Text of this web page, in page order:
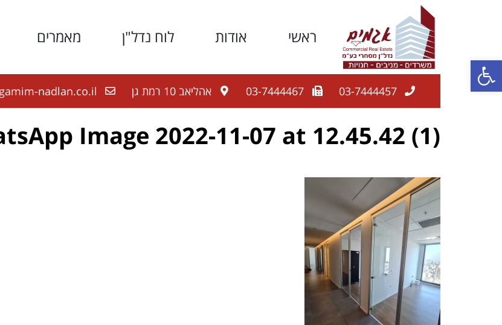
ראשי אודות לוח נדל"ן מאמרים
03-7444457
03-7444467 אהליאב 10 רמת גן nadlan.co.il
Image 2022-11-07 at 12.45.42 (1)
פתח סרגל נגישות